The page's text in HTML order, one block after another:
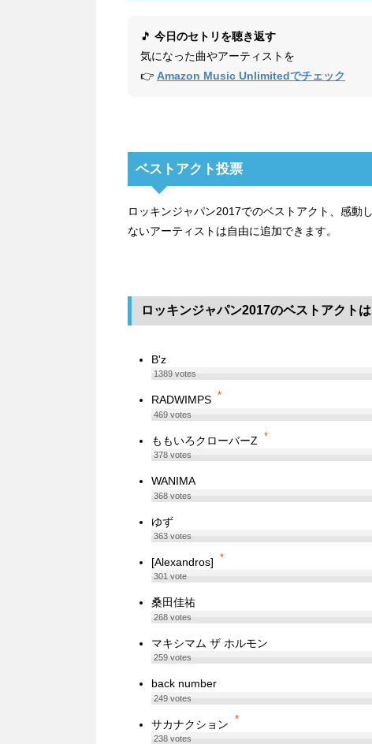
🎵 今日のセトリを聴き返す
気になった曲やアーティストを
👉 Amazon Music Unlimitedでチェック
ベストアクト投票
ロッキンジャパン2017でのベストアクト、感動
ないアーティストは自由に追加できます。
ロッキンジャパン2017のベストアクトは
B'z
1389votes
RADWIMPS *
469votes
ももいろクローバーZ *
378votes
WANIMA
368votes
ゆず
363votes
[Alexandros] *
301vote
桑田佳祐
268votes
マキシマム ザ ホルモン
259votes
back number
249votes
サカナクション *
238votes